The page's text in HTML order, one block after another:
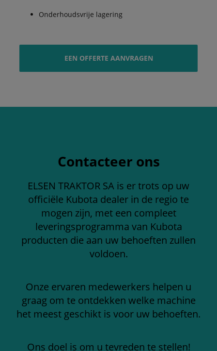
Onderhoudsvrije lagering
EEN OFFERTE AANVRAGEN
Contacteer ons
ELSEN TRAKTOR SA is er trots op uw
officiële Kubota dealer in de regio te
mogen zijn, met een compleet
leveringsprogramma van Kubota
producten die aan uw behoeften zullen
voldoen.
Onze ervaren medewerkers helpen u
graag om te ontdekken welke machine
het meest geschikt is voor uw behoeften.
Ons doel is om u tevreden te stellen!